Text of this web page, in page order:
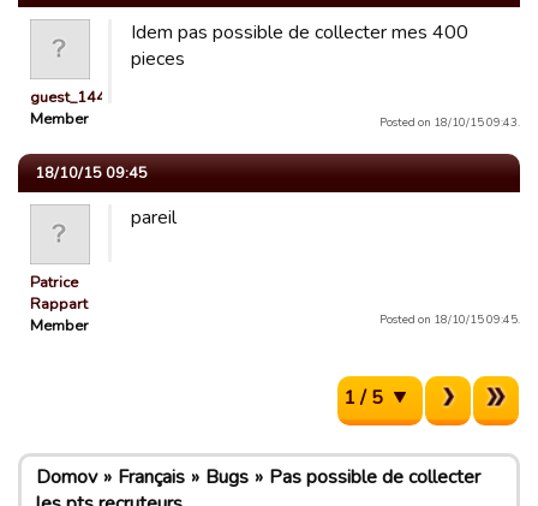
guest_1443520985678
Member
Idem pas possible de collecter mes 400
pieces
Posted on 18/10/15 09:43.
18/10/15 09:45
Patrice
Rappart
Member
pareil
Posted on 18/10/15 09:45.
1 / 5
Domov Français Bugs
Pas possible de collecter